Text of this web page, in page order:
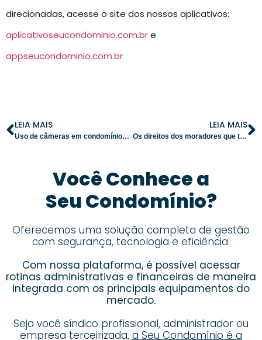
direcionadas, acesse o site dos nossos aplicativos:
aplicativoseucondominio.com.bre
appseucondominio.com.br
LEIA MAIS
Uso de câmeras em condomínios: síndico pode utilizar imagens como prova?
LEIA MAIS
Os direitos dos moradores que todo síndico deve respeitar
Você Conhece a
Seu Condomínio?
Oferecemos uma solução completa de gestão
com segurança, tecnologia e eficiência.
Com nossa plataforma, é possível acessar
rotinas administrativas e financeiras de maneira
integrada com os principais equipamentos do
mercado.
Seja você síndico profissional, administrador ou
empresa terceirizada, a Seu Condomínio é a